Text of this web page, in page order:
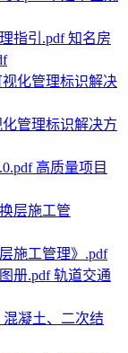
知名房
管理标识解决方
高质量项目
施工管理》.pdf
轨道交通